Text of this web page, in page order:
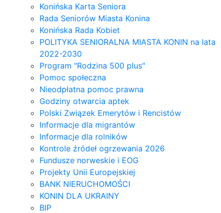
Konińska Karta Seniora
Rada Seniorów Miasta Konina
Konińska Rada Kobiet
POLITYKA SENIORALNA MIASTA KONIN na lata
2022-2030
Program "Rodzina 500 plus"
Pomoc społeczna
Nieodpłatna pomoc prawna
Godziny otwarcia aptek
Polski Związek Emerytów i Rencistów
Informacje dla migrantów
Informacje dla rolników
Kontrole źródeł ogrzewania 2026
Fundusze norweskie i EOG
Projekty Unii Europejskiej
BANK NIERUCHOMOŚCI
KONIN DLA UKRAINY
BIP